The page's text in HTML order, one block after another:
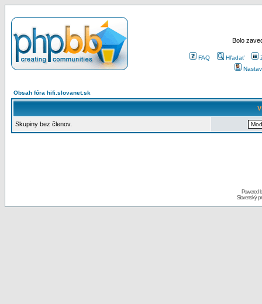
Bolo
FAQ Hľadať
Obsah fóra hifi.slovanet.sk
Skupiny bez členov.
Powered
Slovenský